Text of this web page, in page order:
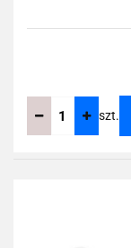
szt.